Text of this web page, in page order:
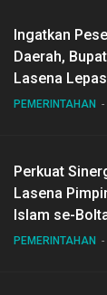
Ingatkan
Daerah,
Lasena
Nasional ke
PEMERINTAHAN
Perkuat
Lasena
Islam se-
PEMERINTAHAN